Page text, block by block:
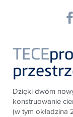
TECE
Dzięki dwóm
konstruowanie
(w tym okładzina